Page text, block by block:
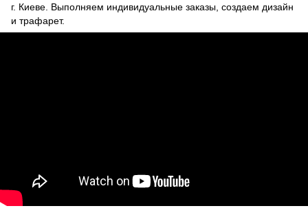
г. Киеве. Выполняем индивидуальные заказы, создаем дизайн
и трафарет.